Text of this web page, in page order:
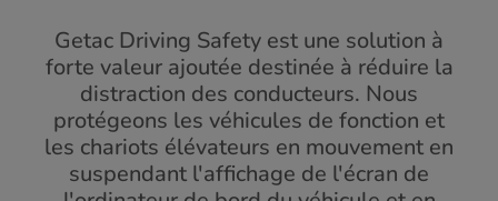
Getac Driving Safety est une solution à
forte valeur ajoutée destinée à réduire la
distraction des conducteurs. Nous
protégeons les véhicules de fonction et
les chariots élévateurs en mouvement en
suspendant l'affichage de l'écran de